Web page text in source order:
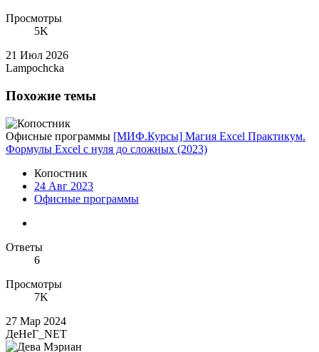
Просмотры
5K
21 Июл 2026
Lampochcka
Похожие темы
Офисные программы [МИФ.Курсы] Магия Excel Практикум.
Формулы Excel с нуля до сложных (2023)
Копостник
24 Авг 2023
Офисные программы
Ответы
6
Просмотры
7K
27 Мар 2024
ДеНеГ_NET